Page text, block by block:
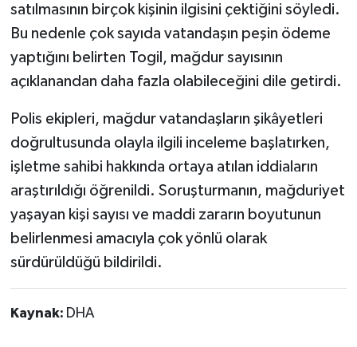
satılmasının birçok kişinin ilgisini çektiğini söyledi.
Bu nedenle çok sayıda vatandaşın peşin ödeme
yaptığını belirten Togil, mağdur sayısının
açıklanandan daha fazla olabileceğini dile getirdi.
Polis ekipleri, mağdur vatandaşların şikâyetleri
doğrultusunda olayla ilgili inceleme başlatırken,
işletme sahibi hakkında ortaya atılan iddiaların
araştırıldığı öğrenildi. Soruşturmanın, mağduriyet
yaşayan kişi sayısı ve maddi zararın boyutunun
belirlenmesi amacıyla çok yönlü olarak
sürdürüldüğü bildirildi.
Kaynak: DHA